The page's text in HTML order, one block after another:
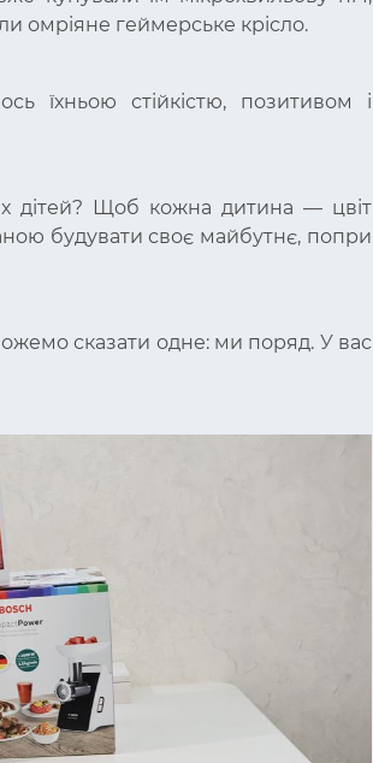
омріяне геймерське крісло.
їхньою стійкістю, позитивом і
дітей? Щоб кожна дитина — цвіт
будувати своє майбутнє, попри
сказати одне: ми поряд. У вас